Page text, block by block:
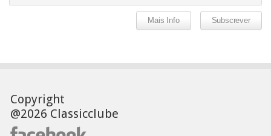
Copyright
@2026 Classicclube